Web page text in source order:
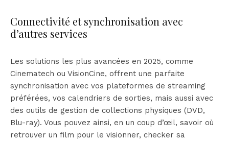
Connectivité et synchronisation avec
d’autres services
Les solutions les plus avancées en 2025, comme
Cinematech ou VisionCine, offrent une parfaite
synchronisation avec vos plateformes de streaming
préférées, vos calendriers de sorties, mais aussi avec
des outils de gestion de collections physiques (DVD,
Blu-ray). Vous pouvez ainsi, en un coup d’œil, savoir où
retrouver un film pour le visionner, checker sa